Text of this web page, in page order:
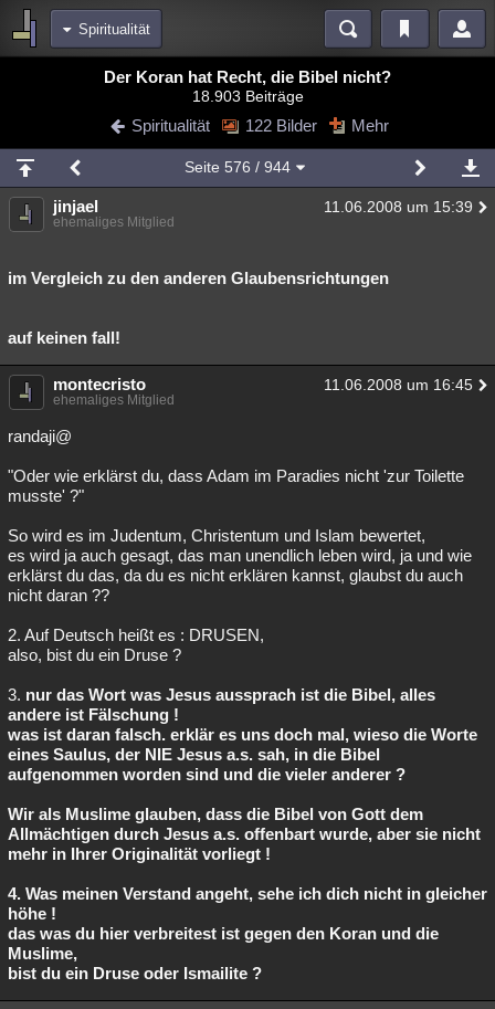
Spiritualität
Blogs Videos
Chat Wiki Neuigkeiten
meine Rubriken
Menschen Mystery Kriminalfälle
weitere Rubriken
Philosophie Träume Orte Esoterik Literatur
Astronomie Helpdesk
Übersichten
Lesenswert Schlüsselwörter
Der Koran hat Recht, die Bibel nicht?
18.903 Beiträge
Spiritualität 122 Bilder Mehr
Seite 576 / 944
jinjael 11.06.2008 um 15:39
ehemaliges Mitglied
im Vergleich zu den anderen Glaubensrichtungen
auf keinen fall!
montecristo 11.06.2008 um 16:45
ehemaliges Mitglied
randaji@
"Oder wie erklärst du, dass Adam im Paradies nicht 'zur Toilette
musste' ?"
So wird es im Judentum, Christentum und Islam bewertet,
es wird ja auch gesagt, das man unendlich leben wird, ja und wie
erklärst du das, da du es nicht erklären kannst, glaubst du auch
nicht daran ??
2. Auf Deutsch heißt es : DRUSEN,
also, bist du ein Druse ?
3. nur das Wort was Jesus aussprach ist die Bibel, alles
andere ist Fälschung !
was ist daran falsch. erklär es uns doch mal, wieso die Worte
eines Saulus, der NIE Jesus a.s. sah, in die Bibel
aufgenommen worden sind und die vieler anderer ?
Wir als Muslime glauben, dass die Bibel von Gott dem
Allmächtigen durch Jesus a.s. offenbart wurde, aber sie nicht
mehr in Ihrer Originalität vorliegt !
4. Was meinen Verstand angeht, sehe ich dich nicht in gleicher
höhe !
das was du hier verbreitest ist gegen den Koran und die
Muslime,
bist du ein Druse oder Ismailite ?